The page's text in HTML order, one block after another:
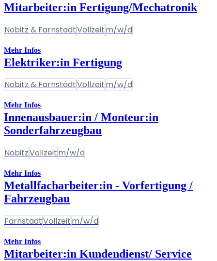
Mitarbeiter:in Fertigung/Mechatronik
Nobitz & FarnstädtVollzeitm/w/d
Mehr Infos
Elektriker:in Fertigung
Nobitz & FarnstädtVollzeitm/w/d
Mehr Infos
Innenausbauer:in / Monteur:in
Sonderfahrzeugbau
NobitzVollzeitm/w/d
Mehr Infos
Metallfacharbeiter:in - Vorfertigung /
Fahrzeugbau
FarnstädtVollzeitm/w/d
Mehr Infos
Mitarbeiter:in Kundendienst/ Service